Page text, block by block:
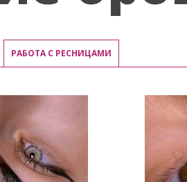
РАБОТА С РЕСНИЦАМИ